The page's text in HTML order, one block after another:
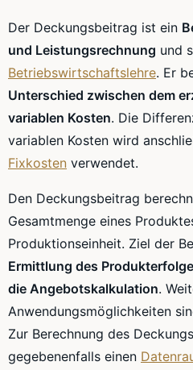
Der Deckungsbeitrag ist ein
und Leistungsrechnung und
Betriebswirtschaftslehre. Er
Unterschied zwischen dem
variablen Kosten. Die
variablen Kosten wird
Fixkosten verwendet.
Den Deckungsbeitrag
Gesamtmenge eines
Produktionseinheit. Ziel der
Ermittlung des
die Angebotskalkulation.
Anwendungsmöglichkeiten
Zur Berechnung des
gegebenenfalls einen